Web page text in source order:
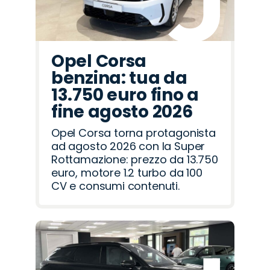
Opel Corsa
benzina: tua da
13.750 euro fino a
fine agosto 2026
Opel Corsa torna protagonista
ad agosto 2026 con la Super
Rottamazione: prezzo da 13.750
euro, motore 1.2 turbo da 100
CV e consumi contenuti.